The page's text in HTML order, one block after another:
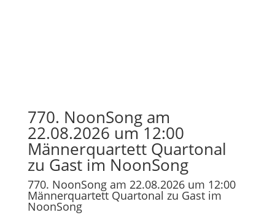
770. NoonSong am
22.08.2026 um 12:00
Männerquartett Quartonal
zu Gast im NoonSong
770. NoonSong am 22.08.2026 um 12:00
Männerquartett Quartonal zu Gast im
NoonSong